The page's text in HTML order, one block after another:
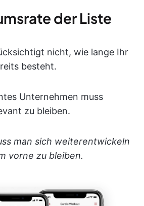
der Liste
nicht, wie lange Ihr
besteht.
Unternehmen muss
zu bleiben.
man sich weiterentwickeln
vorne zu bleiben.